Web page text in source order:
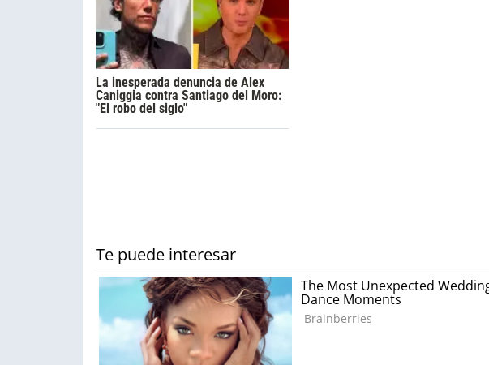
La inesperada denuncia de Alex
Caniggia contra Santiago del Moro:
"El robo del siglo"